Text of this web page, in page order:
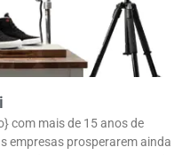
com mais de 15 anos de
empresas prosperarem ainda